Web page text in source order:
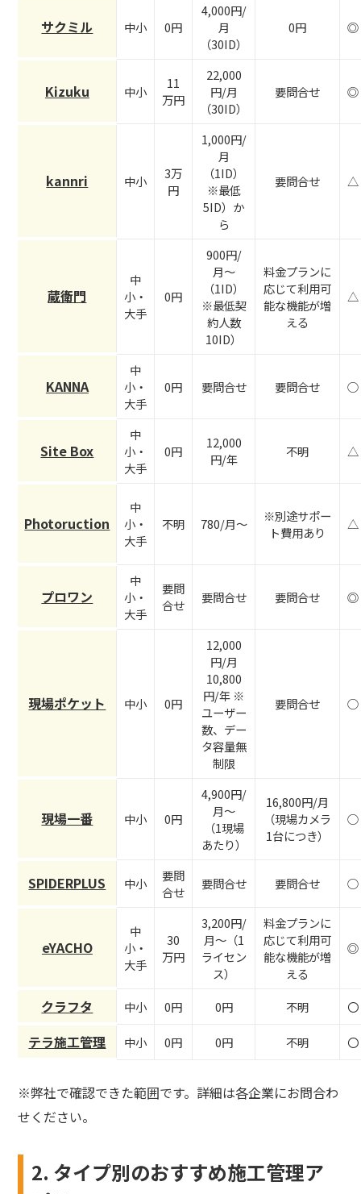
サクミル 中小 0円
4,000円/
月
（30ID）
0円 ◎
Kizuku 中小
11
万円
22,000
円/月
（30ID）
要問合せ ◎
kannri 中小
3万
円
1,000円/
月
（1ID）
※最低
5ID）か
ら
要問合せ △
蔵衛門
中
小・
大手
0円
900円/
月〜
（1ID）
※最低契
約人数
10ID）
料金プランに
応じて利用可
能な機能が増
える
△
KANNA
中
小・
大手
0円 要問合せ 要問合せ ○
Site Box
中
小・
大手
0円
12,000
円/年
不明 △
Photoruction
中
小・
大手
不明 780/月～
※別途サポー
ト費用あり
△
プロワン
中
小・
大手
要問
合せ
要問合せ 要問合せ ◎
現場ポケット 中小 0円
12,000
円/月
10,800
円/年 ※
ユーザー
数、デー
タ容量無
制限
要問合せ ○
現場一番 中小 0円
4,900円/
月〜
（1現場
あたり）
16,800円/月
（現場カメラ
1台につき）
○
SPIDERPLUS 中小
要問
合せ
要問合せ 要問合せ ○
eYACHO
中
小・
大手
30
万円
3,200円/
月〜（1
ライセン
ス）
料金プランに
応じて利用可
能な機能が増
える
◎
クラフタ 中小 0円 0円 不明 〇
テラ施工管理 中小 0円 0円 不明 〇
※弊社で確認できた範囲です。詳細は各企業にお問合わ
せください。
2. タイプ別のおすすめ施工管理ア